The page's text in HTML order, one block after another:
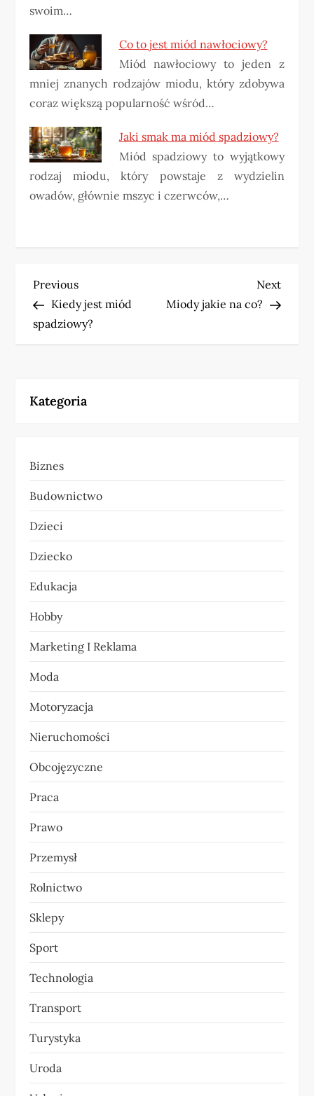
swoim…
Co to jest miód nawłociowy?
Miód nawłociowy to jeden z
mniej znanych rodzajów miodu, który zdobywa
coraz większą popularność wśród…
Jaki smak ma miód spadziowy?
Miód spadziowy to wyjątkowy
rodzaj miodu, który powstaje z wydzielin
owadów, głównie mszyc i czerwców,…
N
a
g
c
j
a
w
p
i
s
u
Previous
Post
Previous
Kiedy jest miód
spadziowy?
Next
Post
Next
Miody jakie na co?
Kategoria
Biznes
Budownictwo
Dzieci
Dziecko
Edukacja
Hobby
Marketing I Reklama
Moda
Motoryzacja
Nieruchomości
Obcojęzyczne
Praca
Prawo
Przemysł
Rolnictwo
Sklepy
Sport
Technologia
Transport
Turystyka
Uroda